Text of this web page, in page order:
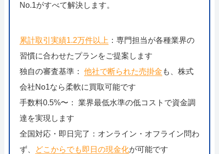
No.1がすべて解決します。
累計取引実績1.2万件以上 ：専門担当が各種業界の
習慣に合わせたプランをご提案します
独自の審査基準： 他社で断られた売掛金 も、株式
会社No1なら柔軟に買取可能です
手数料0.5%〜： 業界最低水準の低コストで資金調
達を実現します
全国対応・即日完了：オンライン・オフライン問わ
ず、
どこからでも即日の現金化が可能です